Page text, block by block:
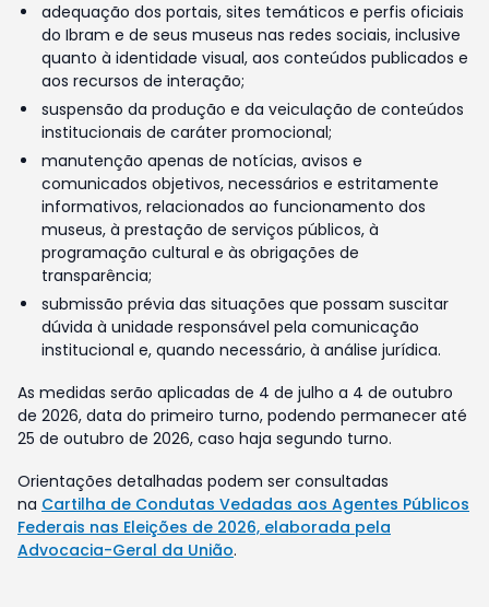
adequação dos portais, sites temáticos e perfis oficiais
do Ibram e de seus museus nas redes sociais, inclusive
quanto à identidade visual, aos conteúdos publicados e
aos recursos de interação;
suspensão da produção e da veiculação de conteúdos
institucionais de caráter promocional;
manutenção apenas de notícias, avisos e
comunicados objetivos, necessários e estritamente
informativos, relacionados ao funcionamento dos
museus, à prestação de serviços públicos, à
programação cultural e às obrigações de
transparência;
submissão prévia das situações que possam suscitar
dúvida à unidade responsável pela comunicação
institucional e, quando necessário, à análise jurídica.
As medidas serão aplicadas de 4 de julho a 4 de outubro
de 2026, data do primeiro turno, podendo permanecer até
25 de outubro de 2026, caso haja segundo turno.
Orientações detalhadas podem ser consultadas
na Cartilha de Condutas Vedadas aos Agentes Públicos
Federais nas Eleições de 2026, elaborada pela
Advocacia-Geral da União.